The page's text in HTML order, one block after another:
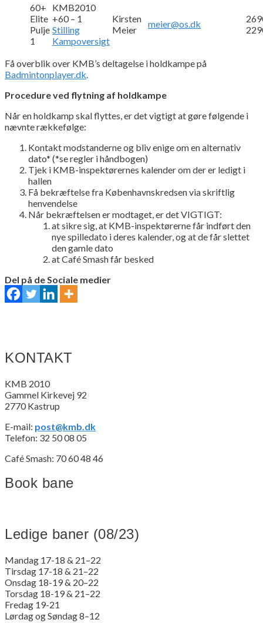
60+
Elite
Pulje
1
KMB2010
+60 – 1
Stilling
Kampoversigt
Kirsten
Meier
meier@os.dk
Få overblik over KMB’s deltagelse i holdkampe på
Badmintonplayer.dk
Procedure ved flytning af holdkampe
Når en holdkamp skal flyttes, er det vigtigt at gøre følgende i
nævnte rækkefølge:
Kontakt modstanderne og bliv enige om en alternativ
dato* (*se regler i håndbogen)
Tjek i KMB-inspektørernes kalender om der er ledigt i
hallen
Få bekræftelse fra Københavnskredsen via skriftlig
henvendelse
Når bekræftelsen er modtaget, er det VIGTIGT:
at sikre sig, at KMB-inspektørerne får indført den
nye spilledato i deres kalender, og at de får slettet
den gamle dato
at Café Smash får besked
Del på de Sociale medier
KONTAKT
KMB 2010
Gammel Kirkevej 92
2770 Kastrup
E-mail: post@kmb.dk
Telefon: 32 50 08 05
Café Smash: 70 60 48 46
Book bane
Ledige baner (08/23)
Mandag 17-18 & 21–22
Tirsdag 17-18 & 21–22
Onsdag 18-19 & 20–22
Torsdag 18-19 & 21–22
Fredag 19-21
Lørdag og Søndag 8–12